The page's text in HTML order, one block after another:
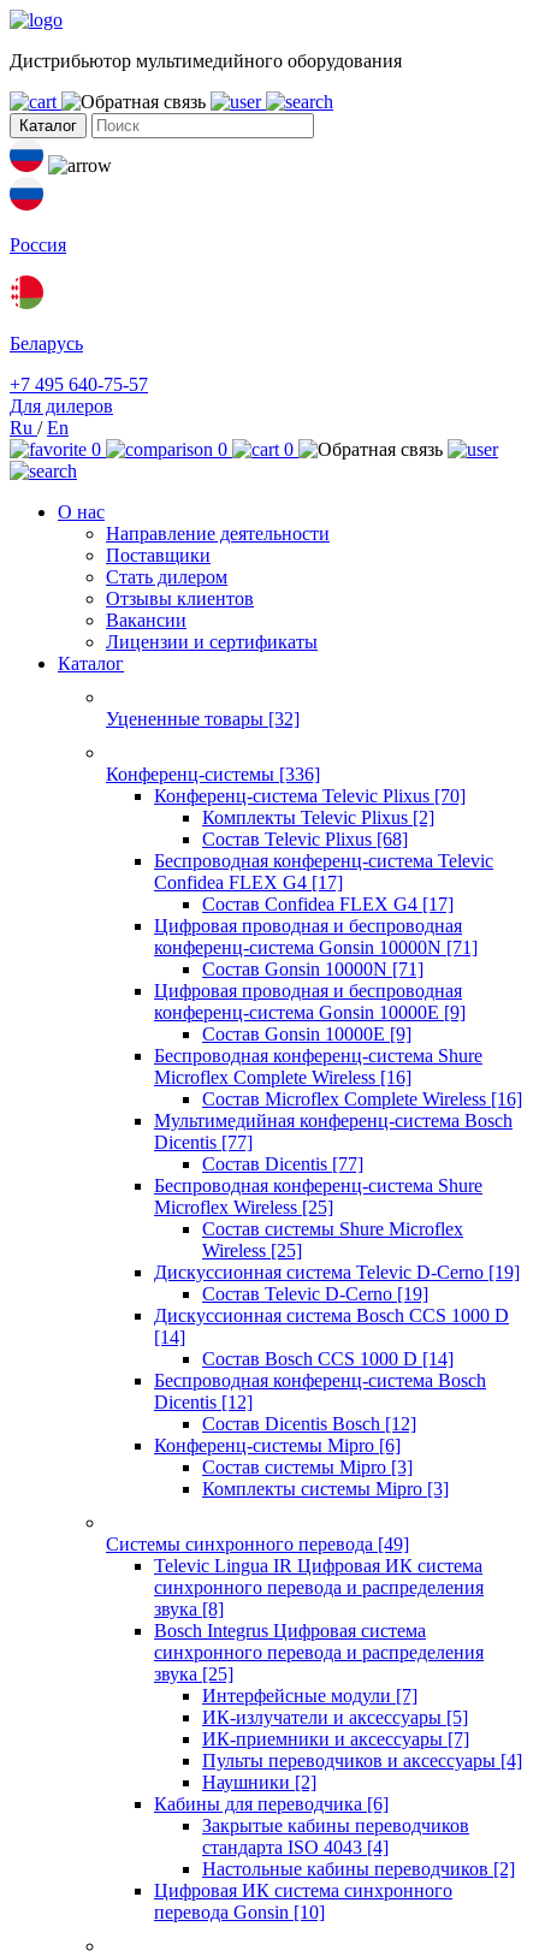
Дистрибьютор мультимедийного оборудования
Каталог
Россия
Беларусь
+7 495 640-75-57
Для дилеров
Ru /En
0
0 0
О нас
Направление деятельности
Поставщики
Стать дилером
Отзывы клиентов
Вакансии
Лицензии и сертификаты
Каталог
Уцененные товары [32]
Конференц-системы [336]
Конференц-система Televic Plixus [70]
Комплекты Televic Plixus [2]
Состав Televic Plixus [68]
Беспроводная конференц-система Televic
Confidea FLEX G4 [17]
Состав Confidea FLEX G4 [17]
Цифровая проводная и беспроводная
конференц-система Gonsin 10000N [71]
Состав Gonsin 10000N [71]
Цифровая проводная и беспроводная
конференц-система Gonsin 10000E [9]
Состав Gonsin 10000E [9]
Беспроводная конференц-система Shure
Microflex Complete Wireless [16]
Состав Microflex Complete Wireless [16]
Мультимедийная конференц-система Bosch
Dicentis [77]
Состав Dicentis [77]
Беспроводная конференц-система Shure
Microflex Wireless [25]
Состав системы Shure Microflex
Wireless [25]
Дискуссионная система Televic D-Cerno [19]
Состав Televic D-Cerno [19]
Дискуссионная система Bosch CCS 1000 D
[14]
Состав Bosch CCS 1000 D [14]
Беспроводная конференц-система Bosch
Dicentis [12]
Состав Dicentis Bosch [12]
Конференц-системы Mipro [6]
Состав системы Mipro [3]
Комплекты системы Mipro [3]
Системы синхронного перевода [49]
Televic Lingua IR Цифровая ИК система
синхронного перевода и распределения
звука [8]
Bosch Integrus Цифровая система
синхронного перевода и распределения
звука [25]
Интерфейсные модули [7]
ИК-излучатели и аксессуары [5]
ИК-приемники и аксессуары [7]
Пульты переводчиков и аксессуары [4]
Наушники [2]
Кабины для переводчика [6]
Закрытые кабины переводчиков
стандарта ISO 4043 [4]
Настольные кабины переводчиков [2]
Цифровая ИК система синхронного
перевода Gonsin [10]